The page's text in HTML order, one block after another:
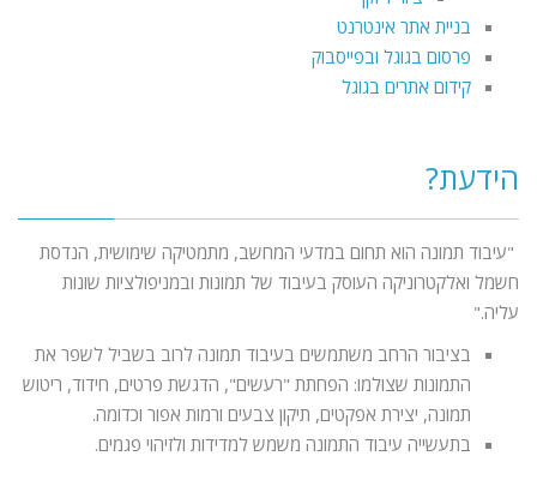
בניית אתר אינטרנט
פרסום בגוגל ובפייסבוק
קידום אתרים בגוגל
הידעת?
"עיבוד תמונה הוא תחום במדעי המחשב, מתמטיקה שימושית, הנדסת
חשמל ואלקטרוניקה העוסק בעיבוד של תמונות ובמניפולציות שונות
עליה."
בציבור הרחב משתמשים בעיבוד תמונה לרוב בשביל לשפר את
התמונות שצולמו: הפחתת "רעשים", הדגשת פרטים, חידוד, ריטוש
תמונה, יצירת אפקטים, תיקון צבעים ורמות אפור וכדומה.
בתעשייה עיבוד התמונה משמש למדידות ולזיהוי פגמים.